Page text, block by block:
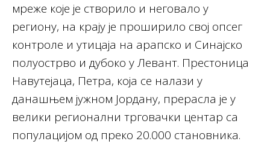
мреже које је створило и неговало у
региону, на крају је проширило свој опсег
контроле и утицаја на арапско и Синајско
полуострво и дубоко у Левант. Престоница
Навутејаца, Петра, која се налази у
данашњем јужном Јордану, прерасла је у
велики регионални трговачки центар са
популацијом од преко 20.000 становника.